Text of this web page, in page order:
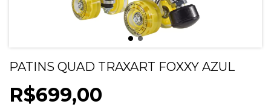
PATINS QUAD TRAXART FOXXY AZUL
R$699,00